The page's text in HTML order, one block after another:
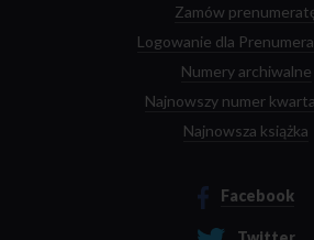
Zamów
Logowanie dla
Numery archiwalne
Najnowszy numer
Najnowsza książka
Facebook